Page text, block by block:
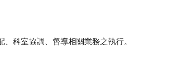
科室協調、督導相關業務之執行。